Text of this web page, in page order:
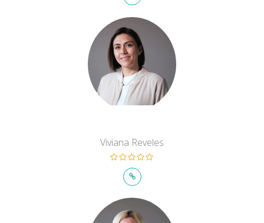
Viviana Reveles